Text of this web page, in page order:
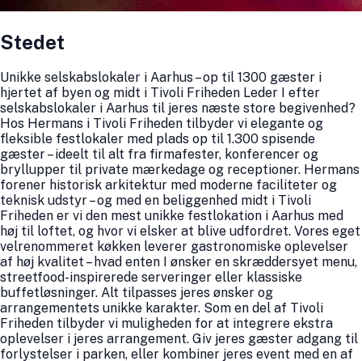
Stedet
Unikke selskabslokaler i Aarhus – op til 1300 gæster i
hjertet af byen og midt i Tivoli Friheden Leder I efter
selskabslokaler i Aarhus til jeres næste store begivenhed?
Hos Hermans i Tivoli Friheden tilbyder vi elegante og
fleksible festlokaler med plads op til 1.300 spisende
gæster – ideelt til alt fra firmafester, konferencer og
bryllupper til private mærkedage og receptioner. Hermans
forener historisk arkitektur med moderne faciliteter og
teknisk udstyr – og med en beliggenhed midt i Tivoli
Friheden er vi den mest unikke festlokation i Aarhus med
høj til loftet, og hvor vi elsker at blive udfordret. Vores eget
velrenommeret køkken leverer gastronomiske oplevelser
af høj kvalitet – hvad enten I ønsker en skræddersyet menu,
streetfood-inspirerede serveringer eller klassiske
buffetløsninger. Alt tilpasses jeres ønsker og
arrangementets unikke karakter. Som en del af Tivoli
Friheden tilbyder vi muligheden for at integrere ekstra
oplevelser i jeres arrangement. Giv jeres gæster adgang til
forlystelser i parken, eller kombiner jeres event med en af